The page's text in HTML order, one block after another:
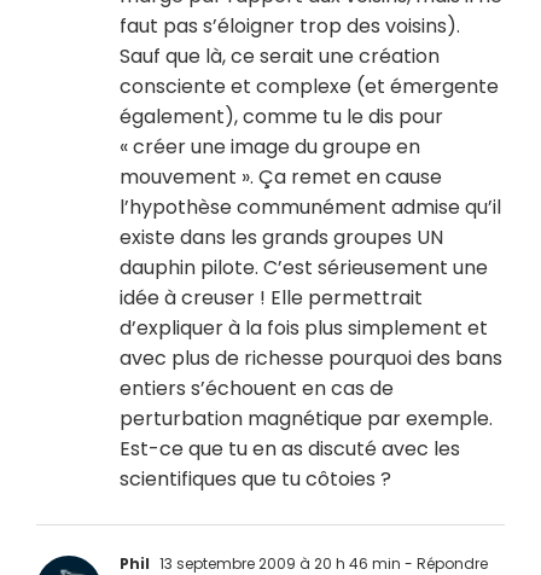
faut pas s’éloigner trop des voisins).
Sauf que là, ce serait une création
consciente et complexe (et émergente
également), comme tu le dis pour
« créer une image du groupe en
mouvement ». Ça remet en cause
l’hypothèse communément admise qu’il
existe dans les grands groupes UN
dauphin pilote. C’est sérieusement une
idée à creuser ! Elle permettrait
d’expliquer à la fois plus simplement et
avec plus de richesse pourquoi des bans
entiers s’échouent en cas de
perturbation magnétique par exemple.
Est-ce que tu en as discuté avec les
scientifiques que tu côtoies ?
Phil 13 septembre 2009 à 20 h 46 min - Répondre